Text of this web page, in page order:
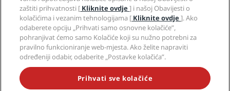
NIKADA NE PROPUSTITE NAJPOPULARNIJE PONUDE
zaštiti prihvatnosti [ Kliknite ovdje] i našoj Obavijesti o
kolačićima i vezanim tehnologijama [ Kliknite ovdje]. Ako
odaberete opciju „Prihvati samo osnovne kolačiće”,
pohranjivat ćemo samo Kolačiće koji su nužno potrebni za
pravilno funkcioniranje web-mjesta. Ako želite napraviti
određeniji odabir, odaberite „Postavke kolačića”.
Prihvati sve kolačiće